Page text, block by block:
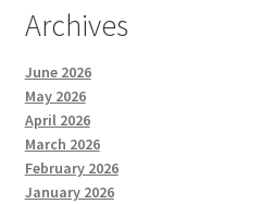
Archives
June 2026
May 2026
April 2026
March 2026
February 2026
January 2026